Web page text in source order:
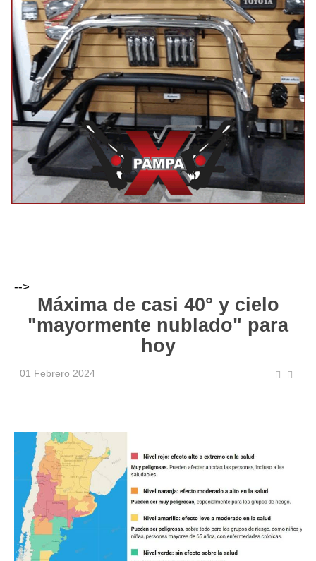
-->
Máxima de casi 40° y cielo
"mayormente nublado" para
hoy
01 Febrero 2024